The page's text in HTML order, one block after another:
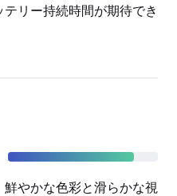
リー持続時間が期待でき
やかな色彩と滑らかな視